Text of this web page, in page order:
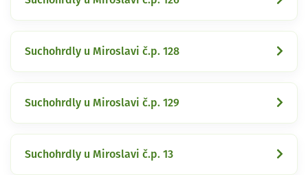
Suchohrdly u Miroslavi č.p. 128
Suchohrdly u Miroslavi č.p. 129
Suchohrdly u Miroslavi č.p. 13